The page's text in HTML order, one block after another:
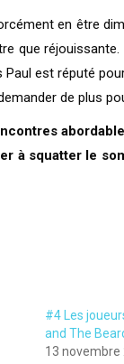
en être
que réjouissante.
est réputé
de plus
à squatter le
#4 Les
and The
13 novembre